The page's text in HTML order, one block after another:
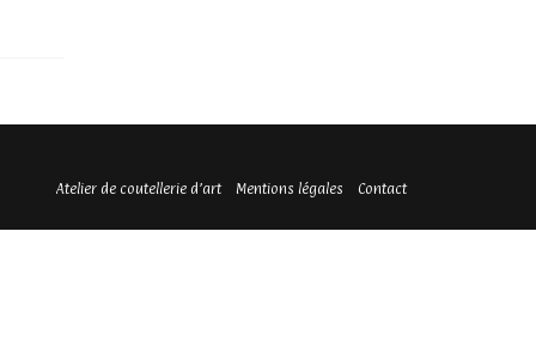
Atelier de coutellerie d’art Mentions légales Contact